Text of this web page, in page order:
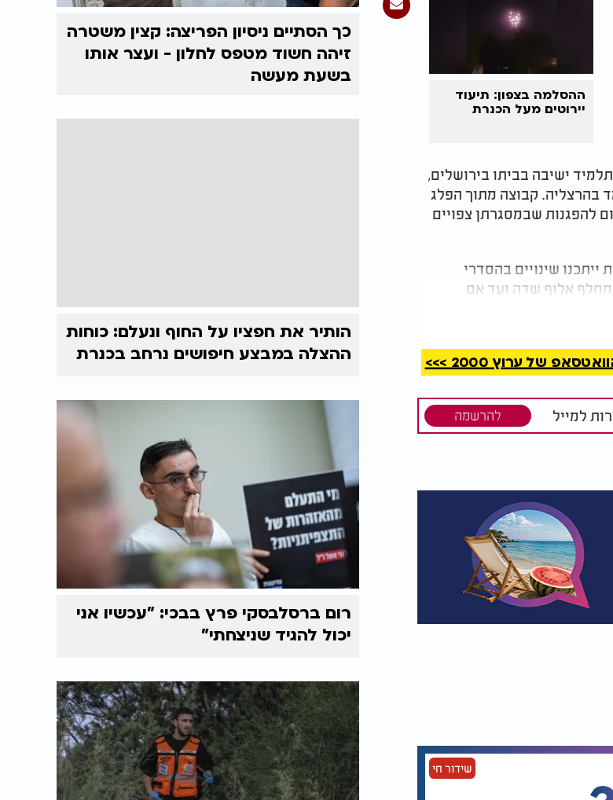
ההסלמה בצפון: תיעוד
יירוטים מעל הכנרת
ישיבה בביתו בירושלים,
בהרצליה. קבוצה מתוך הפלג
להפגנות שבמסגרתן צפויים
שינויים בהסדרי
חסימות בכביש 4 במקטע שבין מחלף אלוף שדה ועד אם
בעיר. המשטרה ממליצה
של ערוץ 2000 >>>
למייל להרשמה
שידור חי
כך הסתיים ניסיון הפריצה: קצין משטרה
זיהה חשוד מטפס לחלון - ועצר אותו
בשעת מעשה
הותיר את חפציו על החוף ונעלם: כוחות
ההצלה במבצע חיפושים נרחב בכנרת
רום ברסלבסקי פרץ בבכי: "עכשיו אני
יכול להגיד שניצחתי"